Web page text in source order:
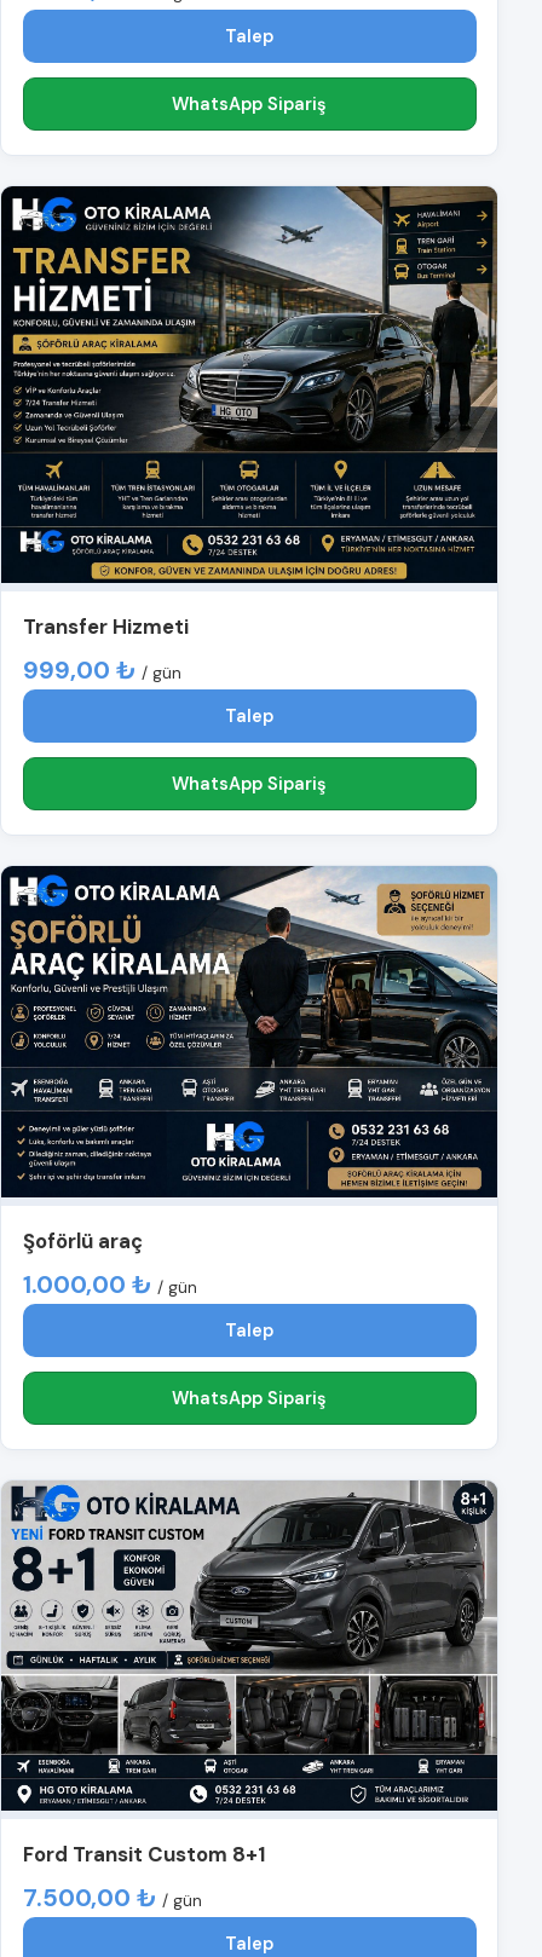
Talep
WhatsApp Sipariş
Transfer Hizmeti
999,00 ₺ / gün
Talep
WhatsApp Sipariş
Şoförlü araç
1.000,00 ₺ / gün
Talep
WhatsApp Sipariş
Ford Transit Custom 8+1
7.500,00 ₺ / gün
Talep